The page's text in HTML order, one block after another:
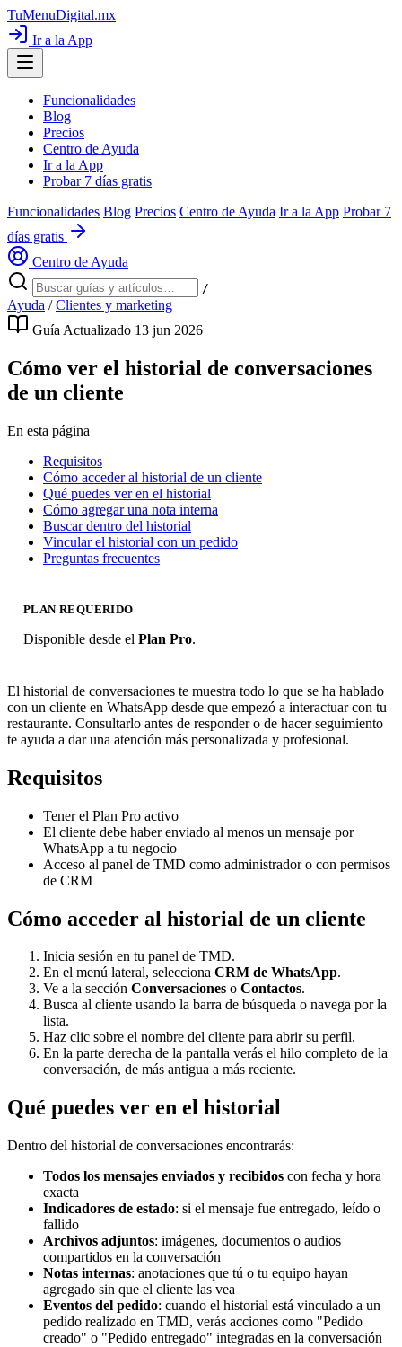
TuMenuDigital.mx
Ir a la App
Funcionalidades
Blog
Precios
Centro de Ayuda
Ir a la App
Probar 7 días gratis
Funcionalidades Blog Precios Centro de Ayuda Ir a la App Probar 7
días gratis
Centro de Ayuda
/
Ayuda / Clientes y marketing
Guía Actualizado 13 jun 2026
Cómo ver el historial de conversaciones
de un cliente
En esta página
Requisitos
Cómo acceder al historial de un cliente
Qué puedes ver en el historial
Cómo agregar una nota interna
Buscar dentro del historial
Vincular el historial con un pedido
Preguntas frecuentes
PLAN REQUERIDO
Disponible desde el Plan Pro.
El historial de conversaciones te muestra todo lo que se ha hablado
con un cliente en WhatsApp desde que empezó a interactuar con tu
restaurante. Consultarlo antes de responder o de hacer seguimiento
te ayuda a dar una atención más personalizada y profesional.
Requisitos
Tener el Plan Pro activo
El cliente debe haber enviado al menos un mensaje por
WhatsApp a tu negocio
Acceso al panel de TMD como administrador o con permisos
de CRM
Cómo acceder al historial de un cliente
Inicia sesión en tu panel de TMD.
En el menú lateral, selecciona CRM de WhatsApp.
Ve a la sección Conversaciones o Contactos.
Busca al cliente usando la barra de búsqueda o navega por la
lista.
Haz clic sobre el nombre del cliente para abrir su perfil.
En la parte derecha de la pantalla verás el hilo completo de la
conversación, de más antigua a más reciente.
Qué puedes ver en el historial
Dentro del historial de conversaciones encontrarás:
Todos los mensajes enviados y recibidos con fecha y hora
exacta
Indicadores de estado: si el mensaje fue entregado, leído o
fallido
Archivos adjuntos: imágenes, documentos o audios
compartidos en la conversación
Notas internas: anotaciones que tú o tu equipo hayan
agregado sin que el cliente las vea
Eventos del pedido: cuando el historial está vinculado a un
pedido realizado en TMD, verás acciones como "Pedido
creado" o "Pedido entregado" integradas en la conversación